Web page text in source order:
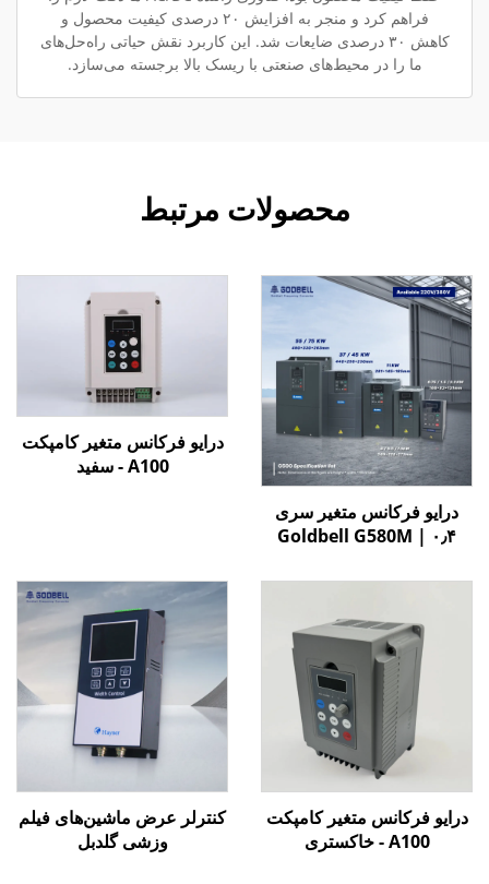
فراهم کرد و منجر به افزایش ۲۰ درصدی کیفیت محصول و
کاهش ۳۰ درصدی ضایعات شد. این کاربرد نقش حیاتی راه‌حل‌های
ما را در محیط‌های صنعتی با ریسک بالا برجسته می‌سازد.
محصولات مرتبط
درایو فرکانس متغیر سری
Goldbell G580M | ۰٫۴
کنترل V/F و برداری | درایو
CE
درایو فرکانس متغیر کامپکت
A100 - سفید
درایو فرکانس متغیر کامپکت
A100 - خاکستری
کنترلر عرض ماشین‌های فیلم
وزشی گلدبل